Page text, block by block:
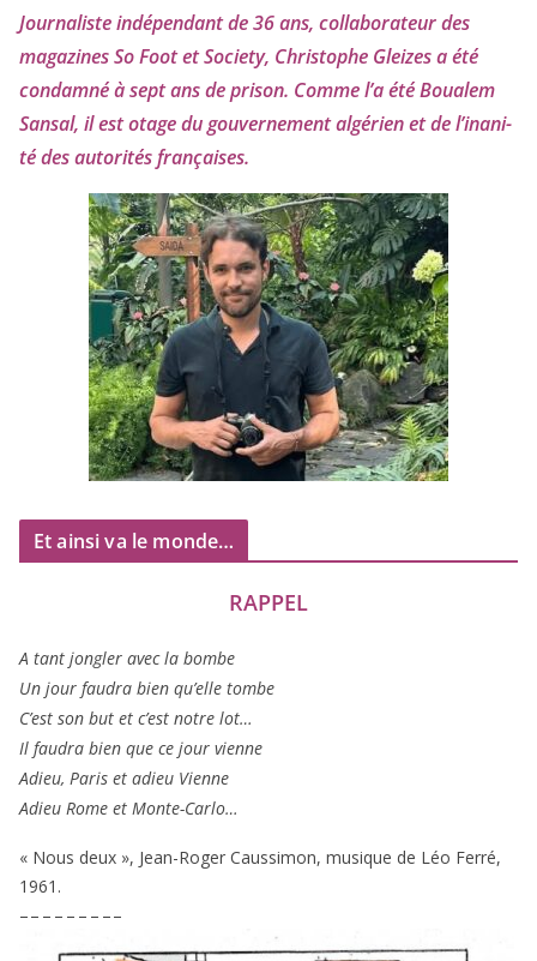
Journaliste indé­pen­dant de36ans, col­la­bo­ra­teur des
maga­zines So Foot et Society, Christophe Gleizesa été
condam­né à sept ans de pri­son. Comme l’a été Boualem
Sansal, il est otage du gou­ver­ne­ment algé­rien et de l’i­na­ni­
té des auto­ri­tés françaises.
Et ainsi va le monde…
RAPPEL
A tant jon­gler avec la bombe
Un jour fau­dra bien qu’elle tombe
C’est son but et c’est notre lot…
Il fau­dra bien que ce jour vienne
Adieu, Paris et adieu Vienne
Adieu Rome et Monte-Carlo…
« Nous deux », Jean-Roger Caussimon, musique de Léo Ferré,
1961 .
– – – – – – – – –